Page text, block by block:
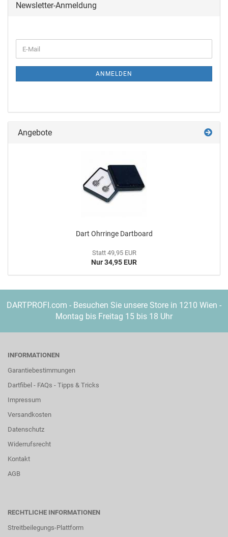
Newsletter-Anmeldung
ANMELDEN
Angebote
Dart Ohr­rin­ge Dart­board
Statt 49,95 EUR
Nur 34,95 EUR
DARTPROFI.com - Besuchen Sie unsere Store in 1210 Wien -
Montag bis Freitag 15 bis 18 Uhr
INFORMATIONEN
Garantiebestimmungen
Dartfibel - FAQs - Tipps & Tricks
Impressum
Versandkosten
Datenschutz
Widerrufsrecht
Kontakt
AGB
RECHTLICHE INFORMATIONEN
Streitbeilegungs-Plattform